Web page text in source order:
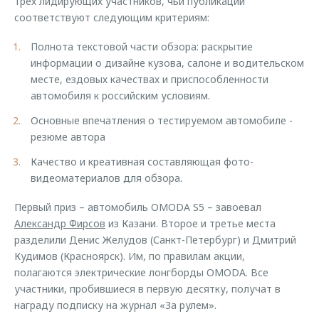
соответствуют следующим критериям:
Полнота текстовой части обзора: раскрытие
информации о дизайне кузова, салоне и водительском
месте, ездовых качествах и приспособленности
автомобиля к российским условиям.
Основные впечатления о тестируемом автомобиле -
резюме автора
Качество и креативная составляющая фото-
видеоматериалов для обзора.
Первый приз – автомобиль OMODA S5 – завоевал
Александр Фирсов из Казани. Второе и третье места
разделили Денис Желудов (Санкт-Петербург) и Дмитрий
Кудимов (Красноярск). Им, по правилам акции,
полагаются электрические лонгборды OMODA. Все
участники, пробившиеся в первую десятку, получат в
награду подписку на журнал «За рулем».